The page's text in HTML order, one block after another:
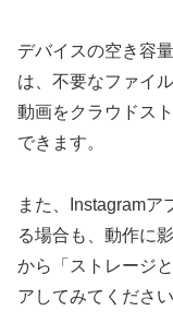
デバイスの空き容
は、不要なファイ
動画をクラウドス
できます。
また、Instagramア
る場合も、動作に
から「ストレージ
アしてみてください